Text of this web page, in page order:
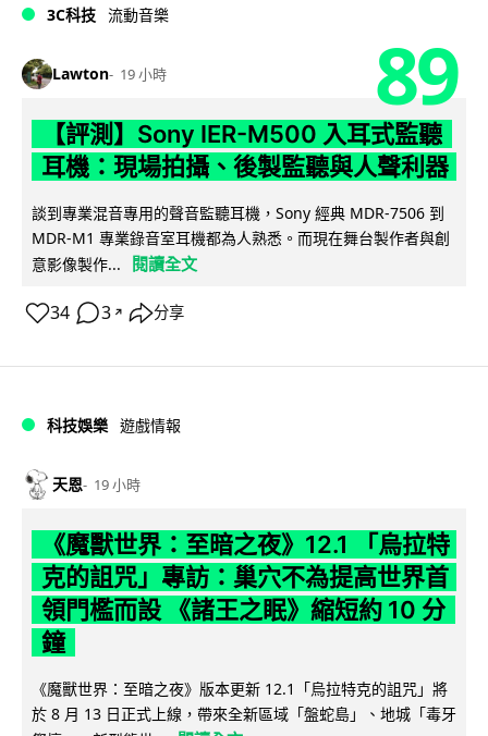
3C科技 流動音樂
Lawton 19 小時 89
【評測】Sony IER-M500 入耳式監聽
耳機：現場拍攝、後製監聽與人聲利器
談到專業混音專用的聲音監聽耳機，Sony 經典 MDR-7506 到
MDR-M1 專業錄音室耳機都為人熟悉。而現在舞台製作者與創
意影像製作...
閱讀全文
34 3 ↗ 分享
科技娛樂 遊戲情報
天恩 19 小時
《魔獸世界：至暗之夜》12.1 「烏拉特
克的詛咒」專訪：巢穴不為提高世界首
領門檻而設 《諸王之眠》縮短約 10 分
鐘
《魔獸世界：至暗之夜》版本更新 12.1「烏拉特克的詛咒」將
於 8 月 13 日正式上線，帶來全新區域「盤蛇島」、地城「毒牙